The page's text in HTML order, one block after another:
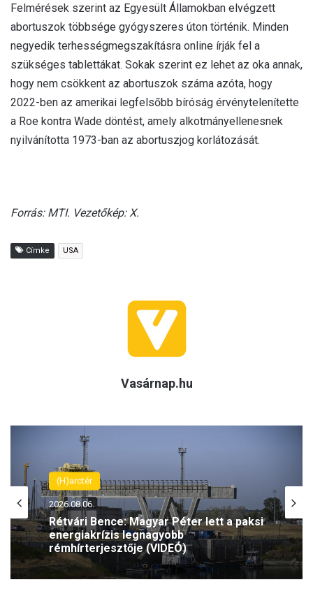
Felmérések szerint az Egyesült Államokban elvégzett
abortuszok többsége gyógyszeres úton történik. Minden
negyedik terhességmegszakításra online írják fel a
szükséges tablettákat. Sokak szerint ez lehet az oka annak,
hogy nem csökkent az abortuszok száma azóta, hogy
2022-ben az amerikai legfelsőbb bíróság érvénytelenítette
a Roe kontra Wade döntést, amely alkotmányellenesnek
nyilvánította 1973-ban az abortuszjog korlátozását.
Forrás: MTI. Vezetőkép: X.
Címke USA
Vasárnap.hu
(H)arctér
2026.08.06.
Rétvári Bence: Magyar Péter lett a paksi
energiakrízis legnagyobb
rémhírterjesztője (VIDEÓ)